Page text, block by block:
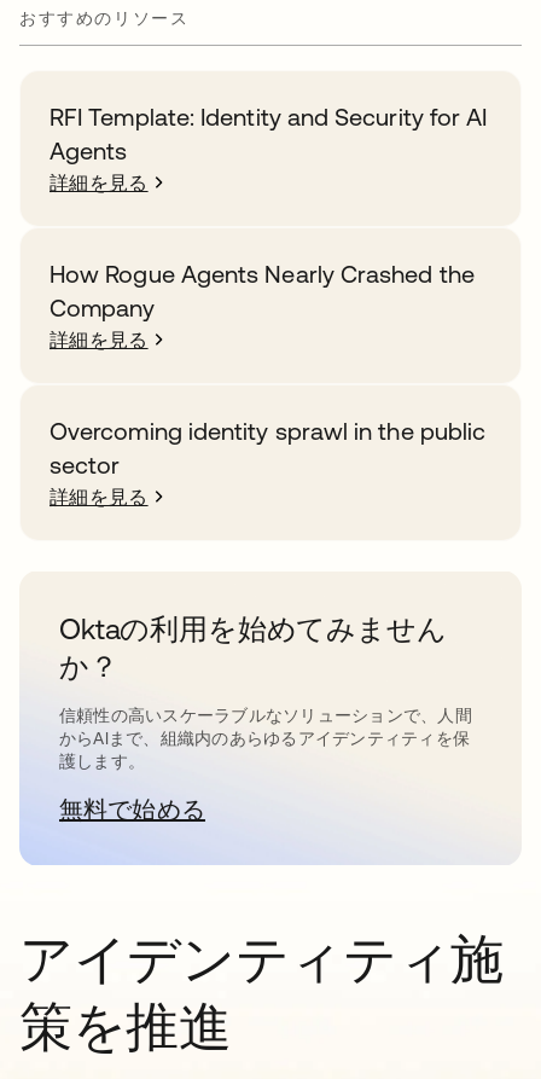
おすすめのリソース
RFI Template: Identity and Security for AI
Agents
詳細を見る
How Rogue Agents Nearly Crashed the
Company
詳細を見る
Overcoming identity sprawl in the public
sector
詳細を見る
Oktaの利用を始めてみません
か？
信頼性の高いスケーラブルなソリューションで、人間
からAIまで、組織内のあらゆるアイデンティティを保
護します。
無料で始める新しいタブで開く
アイデンティティ施
策を推進